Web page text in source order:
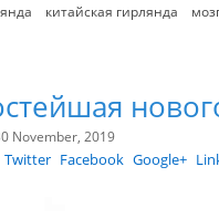
китайская гирлянда
November, 2019
Twitter Facebook Google+